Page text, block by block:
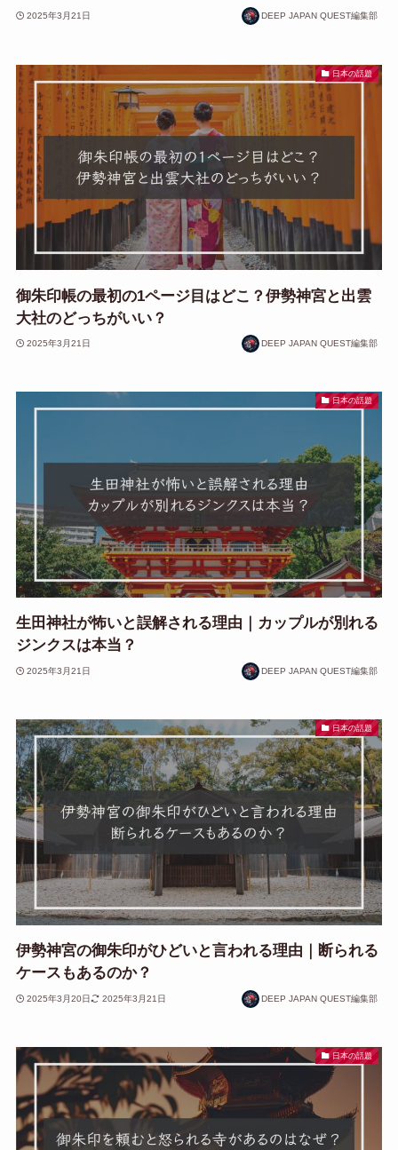
2025年3月21日 DEEP JAPAN QUEST編集部
日本の話題
御朱印帳の最初の1ページ目はどこ？伊勢神宮と出雲
大社のどっちがいい？
2025年3月21日 DEEP JAPAN QUEST編集部
日本の話題
生田神社が怖いと誤解される理由｜カップルが別れる
ジンクスは本当？
2025年3月21日 DEEP JAPAN QUEST編集部
日本の話題
伊勢神宮の御朱印がひどいと言われる理由｜断られる
ケースもあるのか？
2025年3月20日 2025年3月21日 DEEP JAPAN QUEST編集部
日本の話題